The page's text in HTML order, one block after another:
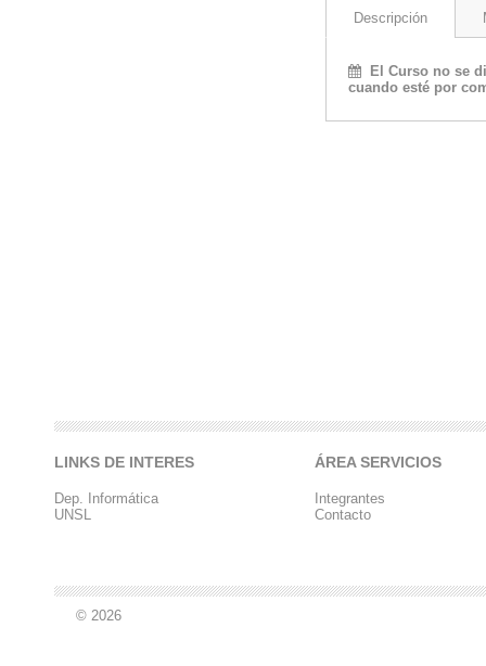
Descripción
El Curso no se
cuando esté por
LINKS DE INTERES
Dep. Informática
UNSL
ÁREA SERVICIOS
Integrantes
Contacto
© 2026